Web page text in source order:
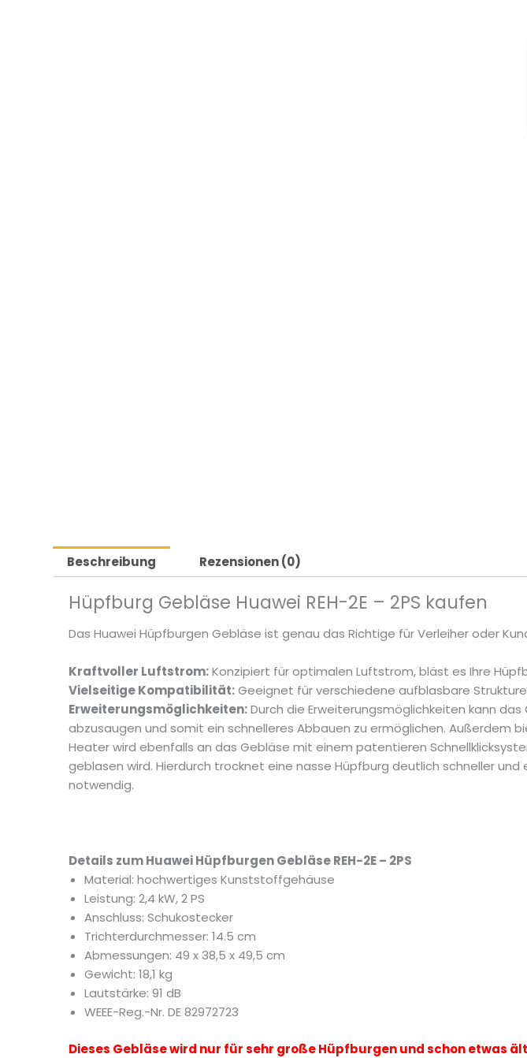
Beschreibung Rezensionen (0)
Hüpfburg Gebläse Huawei REH-2E – 2PS kaufen
Das Huawei Hüpfburgen Gebläse ist genau das Richtige für Verleiher oder
Kraftvoller Luftstrom:Konzipiert für optimalen Luftstrom, bläst es Ihre
Vielseitige Kompatibilität:Geeignet für verschiedene aufblasbare
Erweiterungsmöglichkeiten:Durch die Erweiterungsmöglichkeiten kann
abzusaugen und somit ein schnelleres Abbauen zu ermöglichen. Außerdem
Heater wird ebenfalls an das Gebläse mit einem patentieren
geblasen wird. Hierdurch trocknet eine nasse Hüpfburg deutlich schneller
notwendig.
Details zum Huawei Hüpfburgen Gebläse REH-2E – 2PS
Material: hochwertiges Kunststoffgehäuse
Leistung: 2,4 kW, 2 PS
Anschluss: Schukostecker
Trichterdurchmesser: 14.5 cm
Abmessungen: 49 x 38,5 x 49,5 cm
Gewicht: 18,1 kg
Lautstärke: 91 dB
WEEE-Reg.-Nr. DE 82972723
Dieses Gebläse wird nur für sehr große Hüpfburgen und schon etwas